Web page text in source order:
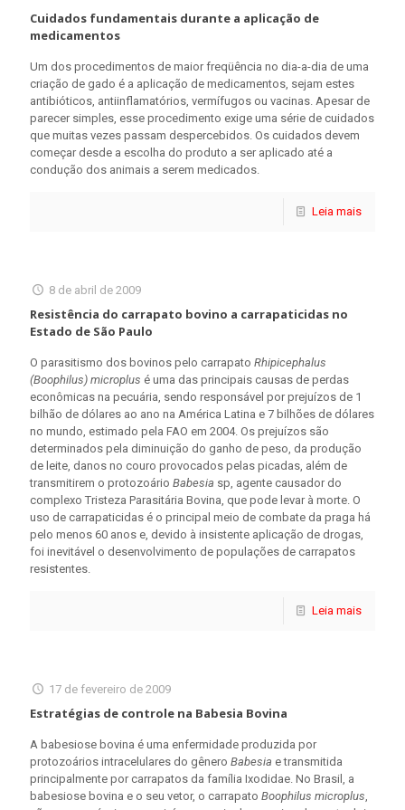
Cuidados fundamentais durante a aplicação de
medicamentos
Um dos procedimentos de maior freqüência no dia-a-dia de uma
criação de gado é a aplicação de medicamentos, sejam estes
antibióticos, antiinflamatórios, vermífugos ou vacinas. Apesar de
parecer simples, esse procedimento exige uma série de cuidados
que muitas vezes passam despercebidos. Os cuidados devem
começar desde a escolha do produto a ser aplicado até a
condução dos animais a serem medicados.
Leia mais
8 de abril de 2009
Resistência do carrapato bovino a carrapaticidas no
Estado de São Paulo
O parasitismo dos bovinos pelo carrapato Rhipicephalus
(Boophilus) microplus é uma das principais causas de perdas
econômicas na pecuária, sendo responsável por prejuízos de 1
bilhão de dólares ao ano na América Latina e 7 bilhões de dólares
no mundo, estimado pela FAO em 2004. Os prejuízos são
determinados pela diminuição do ganho de peso, da produção
de leite, danos no couro provocados pelas picadas, além de
transmitirem o protozoário Babesia sp, agente causador do
complexo Tristeza Parasitária Bovina, que pode levar à morte. O
uso de carrapaticidas é o principal meio de combate da praga há
pelo menos 60 anos e, devido à insistente aplicação de drogas,
foi inevitável o desenvolvimento de populações de carrapatos
resistentes.
Leia mais
17 de fevereiro de 2009
Estratégias de controle na Babesia Bovina
A babesiose bovina é uma enfermidade produzida por
protozoários intracelulares do gênero Babesia e transmitida
principalmente por carrapatos da família Ixodidae. No Brasil, a
babesiose bovina e o seu vetor, o carrapato Boophilus microplus